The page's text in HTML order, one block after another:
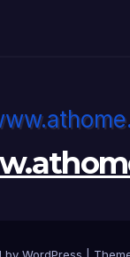
WordPress